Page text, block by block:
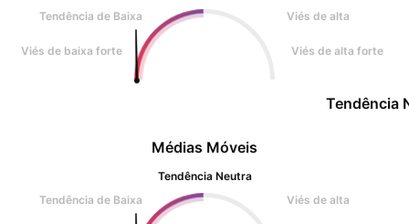
Tendência de Baixa
Viés de alta
Viés de baixa forte Viés de alta forte
Tendência
Médias Móveis
Tendência Neutra
Tendência de Baixa
Viés de alta